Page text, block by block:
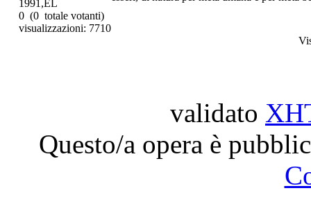
1991,EL
0 (0 totale votanti)
visualizzazioni: 7710
validato
Questo/a opera è